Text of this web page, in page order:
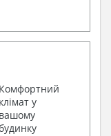
Комфортний
клімат у
вашому